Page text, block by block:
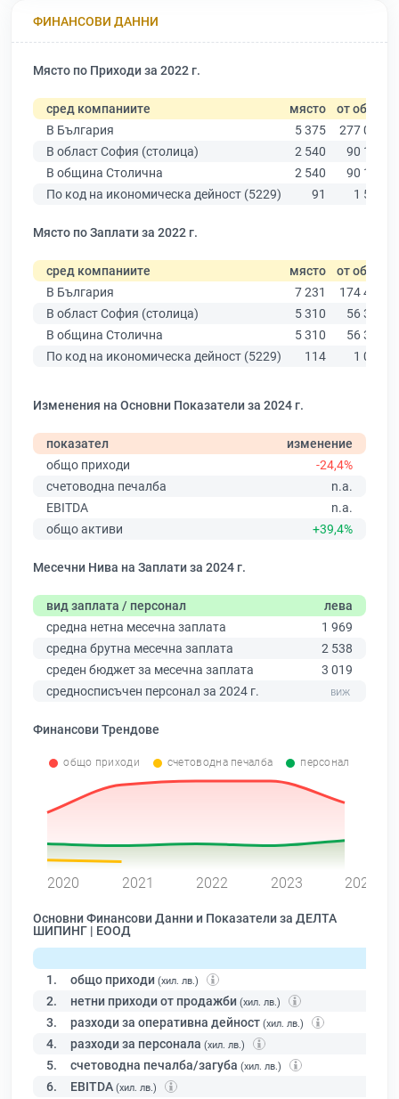
ФИНАНСОВИ ДАННИ
Място по Приходи за 2022 г.
сред компаниите място от общо
В България
5 375
277 019
В област София (столица)
2 540
90 178
В община Столична
2 540
90 178
По код на икономическа дейност (5229)
91 1 558
Място по Заплати за 2022 г.
сред компаниите място от общо
В България
7 231
174 403
В област София (столица)
5 310
56 378
В община Столична
5 310
56 378
По код на икономическа дейност (5229)
114 1 021
Изменения на Основни Показатели за 2024 г.
показател
изменение
общо приходи
-24,4%
счетоводна печалба
n.a.
EBITDA
n.a.
общо активи
+39,4%
Месечни Нива на Заплати за 2024 г.
вид заплата / персонал
лева
средна нетна месечна заплата
1 969
средна брутна месечна заплата
2 538
среден бюджет за месечна заплата
3 019
средносписъчен персонал за 2024 г.
Финансови Трендове
общо приходи счетоводна печалба персонал
2020 2021 2022 2023 2024
Основни Финансови Данни и Показатели за ДЕЛТА
ШИПИНГ | ЕООД
1. общо приходи (хил. лв.)
2. нетни приходи от продажби (хил. лв.)
3. разходи за оперативна дейност (хил. лв.)
4. разходи за персонала (хил. лв.)
5. счетоводна печалба/загуба (хил. лв.)
6. EBITDA (хил. лв.)